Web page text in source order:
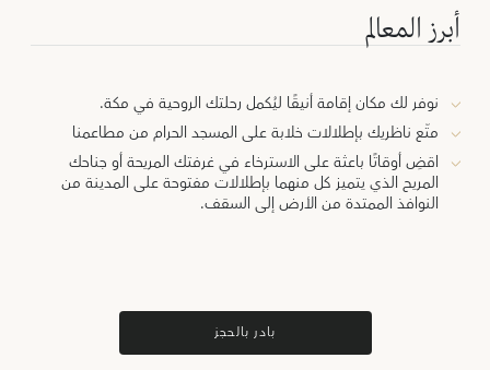
أبرز المعالم
نوفر لك مكان إقامة أنيقًا ليُكمل رحلتك الروحية في مكة.
متّع ناظريك بإطلالات خلابة على المسجد الحرام من مطاعمنا
اقضِ أوقاتًا باعثة على الاسترخاء في غرفتك المريحة أو جناحك
المريح الذي يتميز كل منهما بإطلالات مفتوحة على المدينة من
النوافذ الممتدة من الأرض إلى السقف.
بادر بالحجز